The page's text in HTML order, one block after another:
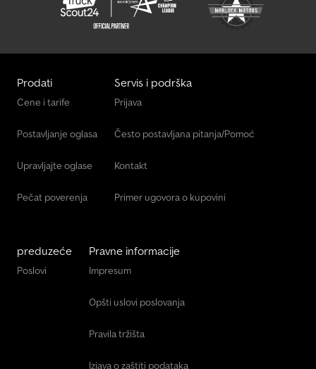
Prodati
Cene i tarife
Postavljanje oglasa
Upravljajte oglase
Pečat poverenja
Servis i podrška
Prijava
Često postavljana pitanja/Pomoć
Kontakt
Primer ugovora o kupovini
preduzeće
Poslovi
Pravne informacije
Impresum
Opšti uslovi poslovanja
Pravila tržišta
Izjava o zaštiti podataka